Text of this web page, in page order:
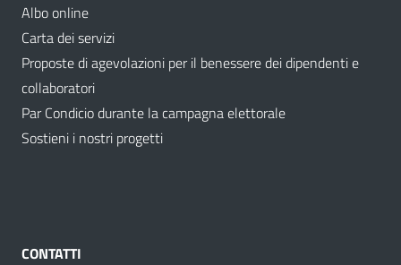
Albo online
Carta dei servizi
Proposte di agevolazioni per il benessere dei dipendenti e
collaboratori
Par Condicio durante la campagna elettorale
Sostieni i nostri progetti
CONTATTI